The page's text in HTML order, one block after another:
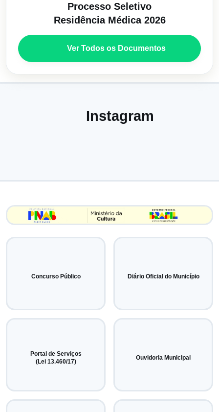
Processo Seletivo
Residência Médica 2026
Ver Todos os Documentos
Instagram
Concurso Público Diário Oficial do Município
Portal de Serviços
(Lei 13.460/17)
Ouvidoria Municipal